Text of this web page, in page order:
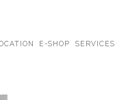
E-SHOP SERVICES